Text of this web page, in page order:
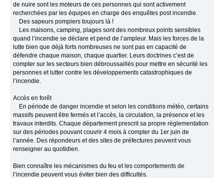
de nuire sont les moteurs de ces personnes qui sont activement
recherchées par les équipes en charge des enquêtes post incendie.
Des sapeurs pompiers toujours là !
Les maisons, camping, plages sont des nombreux points sensibles
quand l’incendie se déclare et pend de l’ampleur. Mais les forces de la
lutte bien que déjà forts nombreuses ne sont pas en capacité de
défendre chaque maison, chaque quartier. Leurs doctrines c’est de
compter sur les secteurs bien débroussaillés pour mettre en sécurité les
personnes et lutter contre les développements catastrophiques de
l’incendie.
Accès en forêt
En période de danger incendie et selon les conditions météo, certains
massifs peuvent être fermés et l’accès, la circulation, la présence et les
travaux interdits. Chaque département prescrit sa propre règlementation
sur des périodes pouvant couvrir 4 mois à compter du 1er juin de
l’année. Des répondeurs et des sites de préfectures peuvent vous
renseigner au quotidien.
Bien connaître les mécanismes du feu et les comportements de
l’incendie peuvent vous éviter bien des difficultés.